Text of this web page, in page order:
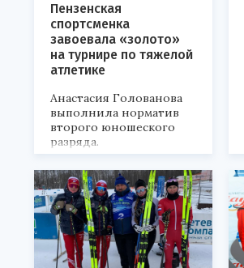
Пензенская
спортсменка
завоевала «золото»
на турнире по тяжелой
атлетике
Анастасия Голованова
выполнила норматив
второго юношеского
разряда.